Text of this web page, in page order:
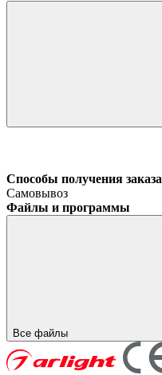
Способы получения заказа
Самовывоз
Файлы и программы
Все файлы